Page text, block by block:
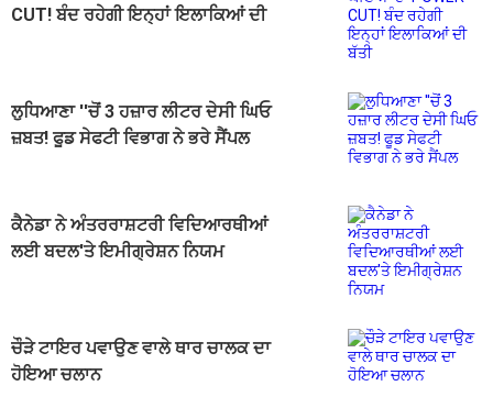
CUT! ਬੰਦ ਰਹੇਗੀ ਇਨ੍ਹਾਂ ਇਲਾਕਿਆਂ ਦੀ
ਲੁਧਿਆਣਾ ''ਚੋਂ 3 ਹਜ਼ਾਰ ਲੀਟਰ ਦੇਸੀ ਘਿਓ
ਜ਼ਬਤ! ਫੂਡ ਸੇਫਟੀ ਵਿਭਾਗ ਨੇ ਭਰੇ ਸੈਂਪਲ
ਕੈਨੇਡਾ ਨੇ ਅੰਤਰਰਾਸ਼ਟਰੀ ਵਿਦਿਆਰਥੀਆਂ
ਲਈ ਬਦਲ'ਤੇ ਇਮੀਗ੍ਰੇਸ਼ਨ ਨਿਯਮ
ਚੌੜੇ ਟਾਇਰ ਪਵਾਉਣ ਵਾਲੇ ਥਾਰ ਚਾਲਕ ਦਾ
ਹੋਇਆ ਚਲਾਨ